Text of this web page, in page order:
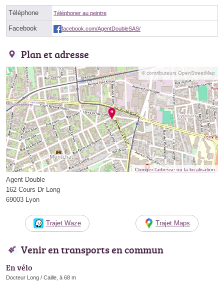
Téléphone Téléphoner au peintre
Facebook facebook.com/AgentDoubleSAS/
Plan et adresse
© contributeurs OpenStreetMap
Corriger l’adresse ou la localisation
Agent Double
162 Cours Dr Long
69003 Lyon
Trajet Waze Trajet Maps
Venir en transports en commun
En vélo
Docteur Long / Caille, à 68 m